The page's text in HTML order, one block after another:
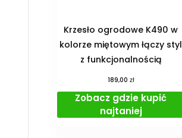
Krzesło ogrodowe K490 w
kolorze miętowym łączy styl
z funkcjonalnością
189,00 zł
Zobacz gdzie kupić
najtaniej